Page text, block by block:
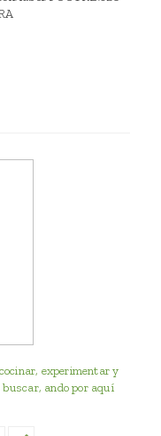
experimentar y
ando por aquí